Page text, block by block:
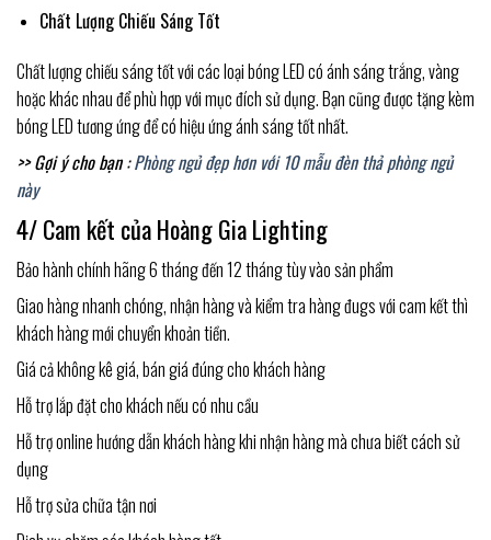
Chất Lượng Chiếu Sáng Tốt
Chất lượng chiếu sáng tốt với các loại bóng LED có ánh sáng trắng, vàng
hoặc khác nhau để phù hợp với mục đích sử dụng. Bạn cũng được tặng kèm
bóng LED tương ứng để có hiệu ứng ánh sáng tốt nhất.
>> Gợi ý cho bạn :Phòng ngủ đẹp hơn với 10 mẫu đèn thả phòng ngủ
này
4/ Cam kết của Hoàng Gia Lighting
Bảo hành chính hãng 6 tháng đến 12 tháng tùy vào sản phẩm
Giao hàng nhanh chóng, nhận hàng và kiểm tra hàng đugs với cam kết thì
khách hàng mới chuyển khoản tiền.
Giá cả không kê giá, bán giá đúng cho khách hàng
Hỗ trợ lắp đặt cho khách nếu có nhu cầu
Hỗ trợ online hướng dẫn khách hàng khi nhận hàng mà chưa biết cách sử
dụng
Hỗ trợ sửa chữa tận nơi